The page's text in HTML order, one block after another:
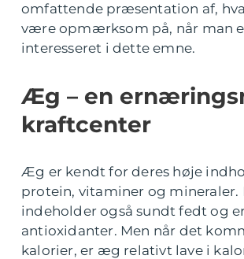
omfattende præsentation af,
være opmærksom på, når man
interesseret i dette emne.
Æg – en
kraftcenter
Æg er kendt for deres høje
protein, vitaminer og mineraler.
indeholder også sundt fedt og
antioxidanter. Men når det
kalorier, er æg relativt lave i